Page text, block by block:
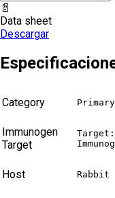
📄
Data sheet
Descargar
Category
Immunogen
Target
Host Rabbit